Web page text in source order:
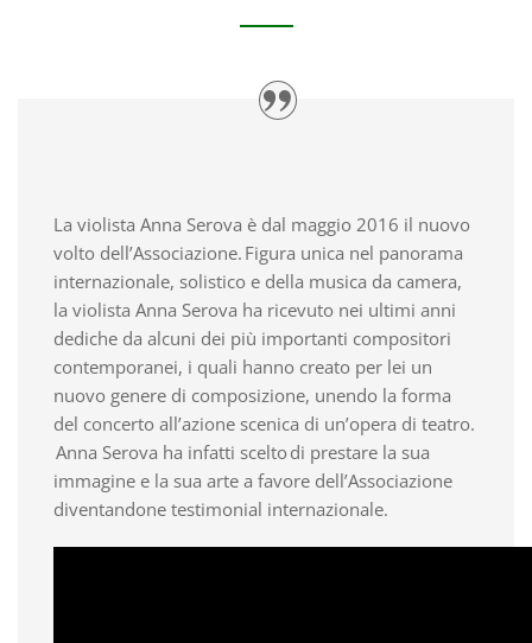
La violista Anna Serova è dal maggio 2016 il nuovo
volto dell’Associazione. Figura unica nel panorama
internazionale, solistico e della musica da camera,
la violista Anna Serova ha ricevuto nei ultimi anni
dediche da alcuni dei più importanti compositori
contemporanei, i quali hanno creato per lei un
nuovo genere di composizione, unendo la forma
del concerto all’azione scenica di un’opera di teatro.
Anna Serova ha infatti scelto di prestare la sua
immagine e la sua arte a favore dell’Associazione
diventandone testimonial internazionale.